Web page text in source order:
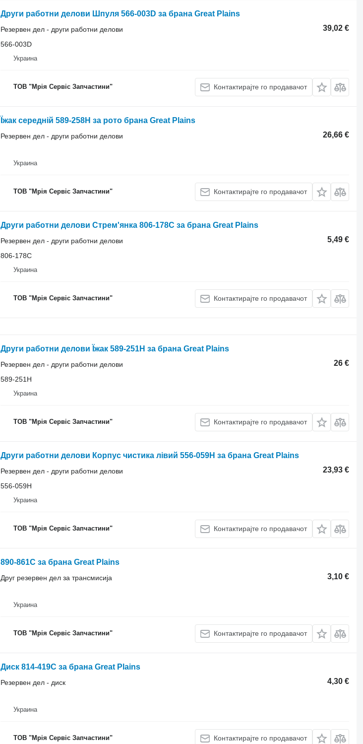
Други работни делови Шпуля 566-003D за брана Great Plains
39,02 €
Резервен дел - други работни делови
566-003D
Украина
ТОВ "Мрія Сервіс Запчастини" Контактирајте го продавачот
Їжак середній 589-258H за рото брана Great Plains
26,66 €
Резервен дел - други работни делови
Украина
ТОВ "Мрія Сервіс Запчастини" Контактирајте го продавачот
Други работни делови Стрем'янка 806-178C за брана Great Plains
5,49 €
Резервен дел - други работни делови
806-178C
Украина
ТОВ "Мрія Сервіс Запчастини" Контактирајте го продавачот
Други работни делови Їжак 589-251H за брана Great Plains
26 €
Резервен дел - други работни делови
589-251H
Украина
ТОВ "Мрія Сервіс Запчастини" Контактирајте го продавачот
Други работни делови Корпус чистика лівий 556-059H за брана Great Plains
23,93 €
Резервен дел - други работни делови
556-059H
Украина
ТОВ "Мрія Сервіс Запчастини" Контактирајте го продавачот
890-861C за брана Great Plains
3,10 €
Друг резервен дел за трансмисија
Украина
ТОВ "Мрія Сервіс Запчастини" Контактирајте го продавачот
Диск 814-419C за брана Great Plains
4,30 €
Резервен дел - диск
Украина
ТОВ "Мрія Сервіс Запчастини" Контактирајте го продавачот